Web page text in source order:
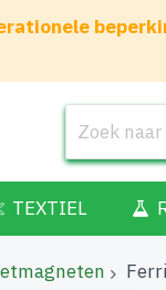
TEXTIEL